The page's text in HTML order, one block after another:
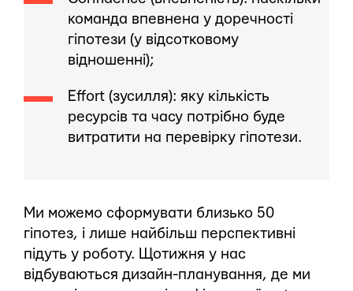
команда впевнена у доречності
гіпотези (у відсотковому
відношенні);
Effort (зусилля): яку кількість
ресурсів та часу потрібно буде
витратити на перевірку гіпотези.
Ми можемо сформувати близько 50
гіпотез, і лише найбільш перспективні
підуть у роботу. Щотижня у нас
відбуваються дизайн-планування, де ми